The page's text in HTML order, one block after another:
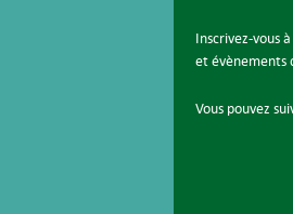
Inscrivez-vous
et évènements
Vous pouvez